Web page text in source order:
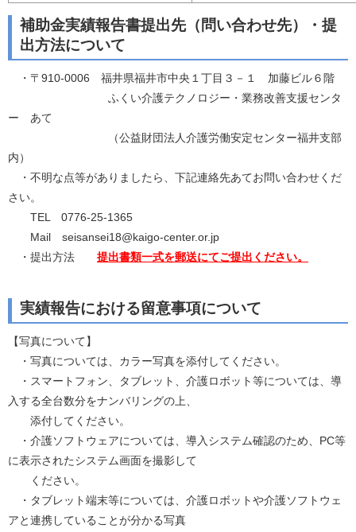
補助金実績報告書提出先（問い合わせ先）・提
出方法について
・〒910-0006 福井県福井市中央１丁目３－１ 加藤ビル６階
ふくい介護テクノロジー・業務改善支援センタ
ー あて
（公益財団法人介護労働安定センター福井支部
内）
・不明な点等がありましたら、下記連絡先あてお問い合わせくだ
さい。
TEL 0776-25-1365
Mail seisansei18@kaigo-center.or.jp
・提出方法 提出書類一式を郵送にてご提出ください。
実績報告における留意事項について
【写真について】
・写真については、カラー写真を添付してください。
・スマートフォン、タブレット、介護ロボット等については、導
入する全台数分をナンバリングの上、
添付してください。
・介護ソフトウェアについては、導入システム確認のため、PC等
に表示されたシステム画面を撮影して
ください。
・タブレット端末等については、介護ロボットや介護ソフトウェ
アと連携していることが分かる写真